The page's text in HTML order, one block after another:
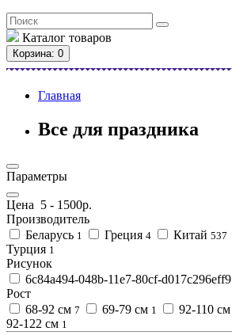
Каталог товаров
Корзина: 0
Главная
Все для праздника
Параметры
Цена 5 - 1500р.
Производитель
Беларусь 1 Греция 4 Китай 537
Турция 1
Рисунок
6c84a494-048b-11e7-80cf-d017c296eff9
Рост
68-92 см 7 69-79 см 1 92-110 см
92-122 см 1